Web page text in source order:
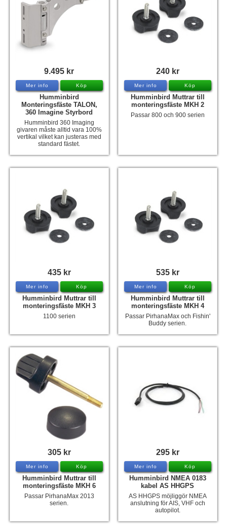
9.495 kr
Mer info Köp
Humminbird
Monteringsfäste TALON,
360 Imagine Styrbord
Humminbird 360 Imaging
givaren måste alltid vara 100%
vertikal vilket kan justeras med
standard fästet.
240 kr
Mer info Köp
Humminbird Muttrar till
monteringsfäste MKH 2
Passar 800 och 900 serien
435 kr
Mer info Köp
Humminbird Muttrar till
monteringsfäste MKH 3
1100 serien
535 kr
Mer info Köp
Humminbird Muttrar till
monteringsfäste MKH 4
Passar PirhanaMax och Fishin'
Buddy serien.
305 kr
Mer info Köp
Humminbird Muttrar till
monteringsfäste MKH 6
Passar PirhanaMax 2013
serien.
295 kr
Mer info Köp
Humminbird NMEA 0183
kabel AS HHGPS
AS HHGPS möjliggör NMEA
anslutning för AIS, VHF och
autopilot.